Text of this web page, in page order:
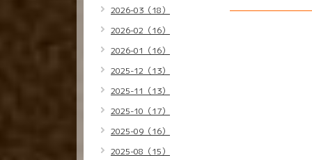
2026-03（18）
2026-02（16）
2026-01（16）
2025-12（13）
2025-11（13）
2025-10（17）
2025-09（16）
2025-08（15）